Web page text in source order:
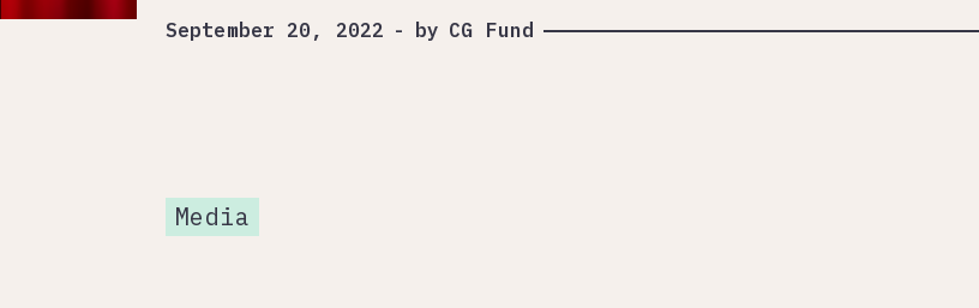
September 20, 2022 - by CG Fund
Media